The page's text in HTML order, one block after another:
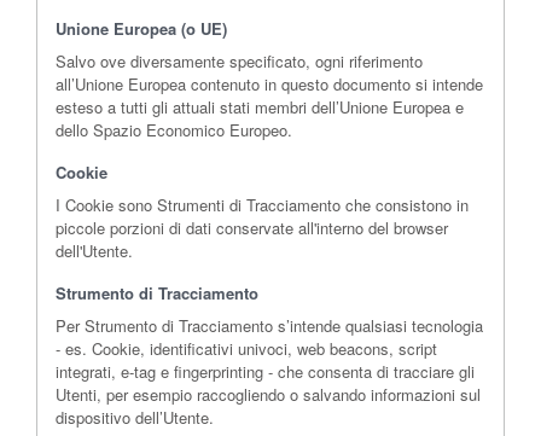
Unione Europea (o UE)
Salvo ove diversamente specificato, ogni riferimento
all’Unione Europea contenuto in questo documento si intende
esteso a tutti gli attuali stati membri dell’Unione Europea e
dello Spazio Economico Europeo.
Cookie
I Cookie sono Strumenti di Tracciamento che consistono in
piccole porzioni di dati conservate all'interno del browser
dell'Utente.
Strumento di Tracciamento
Per Strumento di Tracciamento s’intende qualsiasi tecnologia
- es. Cookie, identificativi univoci, web beacons, script
integrati, e-tag e fingerprinting - che consenta di tracciare gli
Utenti, per esempio raccogliendo o salvando informazioni sul
dispositivo dell’Utente.